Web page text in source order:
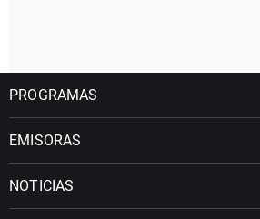
PROGRAMAS
EMISORAS
NOTICIAS